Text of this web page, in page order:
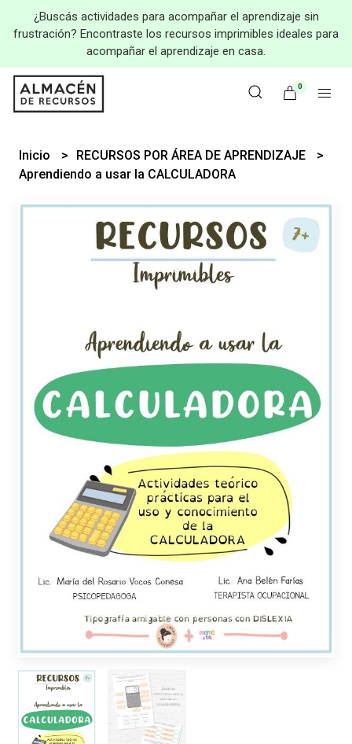
¿Buscás actividades para acompañar el aprendizaje sin
frustración? Encontraste los recursos imprimibles ideales para
acompañar el aprendizaje en casa.
0
Inicio
RECURSOS POR ÁREA DE APRENDIZAJE
Aprendiendo a usar la CALCULADORA